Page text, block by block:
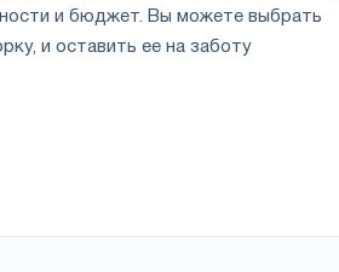
и бюджет. Вы можете выбрать
и оставить ее на заботу